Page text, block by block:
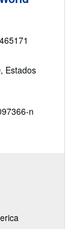
Estados
n